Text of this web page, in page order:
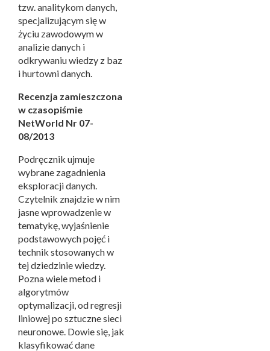
tzw. analitykom danych,
specjalizującym się w
życiu zawodowym w
analizie danych i
odkrywaniu wiedzy z baz
i hurtowni danych.
Recenzja zamieszczona
w czasopiśmie
NetWorld Nr 07-
08/2013
Podręcznik ujmuje
wybrane zagadnienia
eksploracji danych.
Czytelnik znajdzie w nim
jasne wprowadzenie w
tematykę, wyjaśnienie
podstawowych pojęć i
technik stosowanych w
tej dziedzinie wiedzy.
Pozna wiele metod i
algorytmów
optymalizacji, od regresji
liniowej po sztuczne sieci
neuronowe. Dowie się, jak
klasyfikować dane